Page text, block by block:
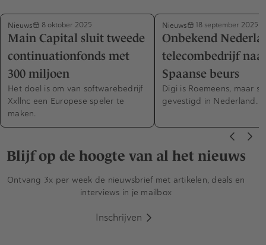
Nieuws 8 oktober 2025
Main Capital sluit tweede
continuationfonds met
300 miljoen
Het doel is om van softwarebedrijf
Xxllnc een Europese speler te
maken.
Nieuws 18 september 2025
Onbekend
telecombedrijf
Spaanse beurs
Digi is Roemeens, maar
gevestigd in Nederland.
Blijf op de hoogte van al het nieuws
Ontvang 3x per week de nieuwsbrief met artikelen, deals en
interviews in je mailbox
Inschrijven